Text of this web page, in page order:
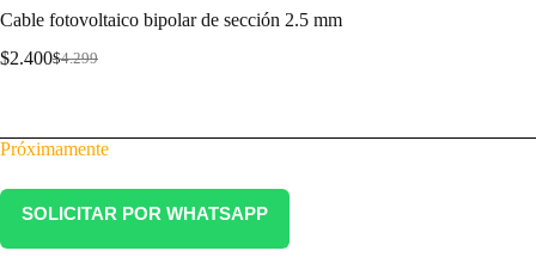
Cable fotovoltaico bipolar de sección 2.5 mm
$4.299
$2.400
Próximamente
SOLICITAR POR WHATSAPP